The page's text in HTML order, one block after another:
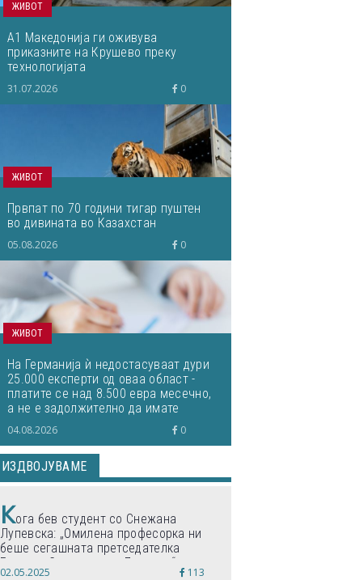
ЖИВОТ
А1 Македонија ги оживува
приказните на Крушево преку
технологијата
31.07.2026 0
ЖИВОТ
Првпат по 70 години тигар пуштен
во дивината во Казахстан
05.08.2026 0
ЖИВОТ
На Германија ѝ недостасуваат дури
25.000 експерти од оваа област -
платите се над 8.500 евра месечно,
а не е задолжително да имате
завршено одреден факултет
04.08.2026 0
ИЗДВОЈУВАМЕ
Кога бев студент со Снежана
Лупевска: „Омилена професорка ни
беше сегашната претседателка
Гордана Сиљановска-Давкова“
02.05.2025 113